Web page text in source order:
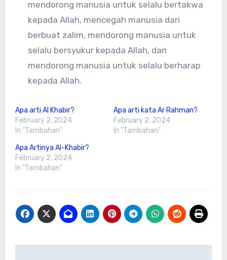
mendorong manusia untuk selalu bertakwa
kepada Allah, mencegah manusia dari
berbuat zalim, mendorong manusia untuk
selalu bersyukur kepada Allah, dan
mendorong manusia untuk selalu berharap
kepada Allah.
Apa arti Al Khabir?
February 2, 2024
In "Tambahan"
Apa arti kata Ar Rahman?
February 2, 2024
In "Tambahan"
Apa Artinya Al-Khabir?
February 2, 2024
In "Tambahan"